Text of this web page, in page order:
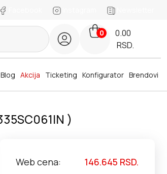
Instagram Newsletter
0
0.00
RSD.
Brendovi
Blog Akcija Ticketing Konfigurator
)
Web cena: 146.645 RSD.